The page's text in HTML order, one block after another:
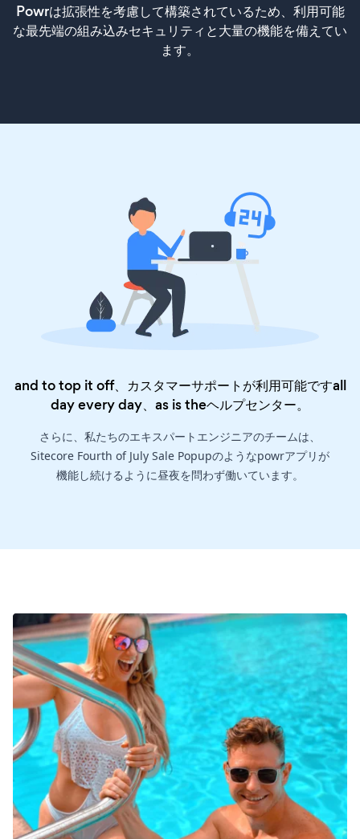
Powrは拡張性を考慮して構築されているため、利用可能
な最先端の組み込みセキュリティと大量の機能を備えてい
ます。
and to top it off、カスタマーサポートが利用可能ですall
day every day、as is theヘルプセンター。
さらに、私たちのエキスパートエンジニアのチームは、
Sitecore Fourth of July Sale Popupのようなpowrアプリが
機能し続けるように昼夜を問わず働いています。